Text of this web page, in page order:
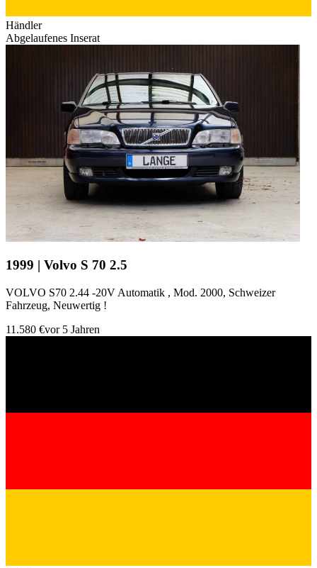
Händler
Abgelaufenes Inserat
1999 | Volvo S 70 2.5
VOLVO S70 2.44 -20V Automatik , Mod. 2000, Schweizer
Fahrzeug, Neuwertig !
11.580 €vor 5 Jahren